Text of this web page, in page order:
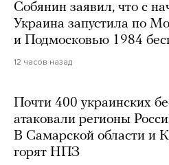
Собянин заявил, что с
Украина запустила по
и Подмосковью 1984
12 часов назад
Почти 400 украинских
атаковали регионы
В Самарской области и
горят НПЗ